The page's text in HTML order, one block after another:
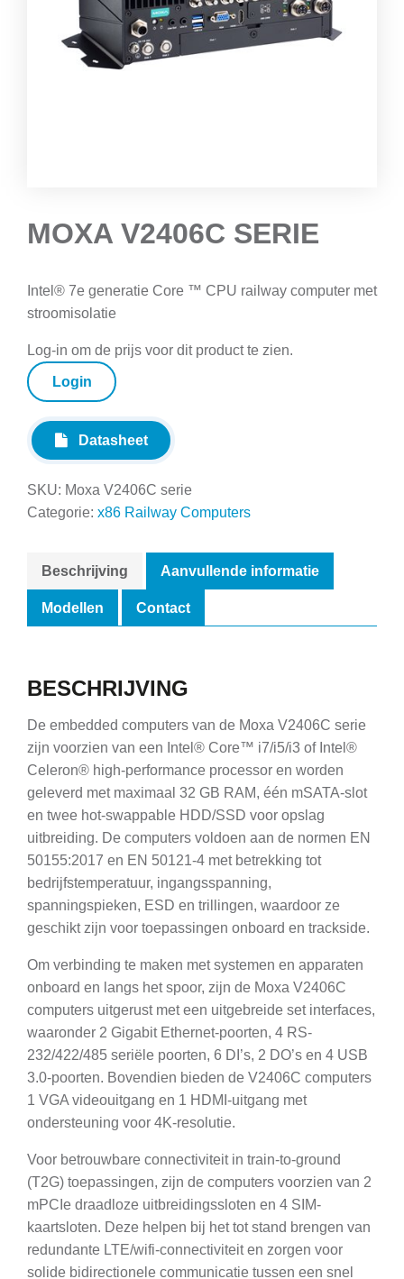
MOXA V2406C SERIE
Intel® 7e generatie Core ™ CPU railway computer met
stroomisolatie
Log-in om de prijs voor dit product te zien.
Login
Datasheet
SKU: Moxa V2406C serie
Categorie: x86 Railway Computers
Beschrijving Aanvullende informatie
Modellen Contact
BESCHRIJVING
De embedded computers van de Moxa V2406C serie
zijn voorzien van een Intel® Core™ i7/i5/i3 of Intel®
Celeron® high-performance processor en worden
geleverd met maximaal 32 GB RAM, één mSATA-slot
en twee hot-swappable HDD/SSD voor opslag
uitbreiding. De computers voldoen aan de normen EN
50155:2017 en EN 50121-4 met betrekking tot
bedrijfstemperatuur, ingangsspanning,
spanningspieken, ESD en trillingen, waardoor ze
geschikt zijn voor toepassingen onboard en trackside.
Om verbinding te maken met systemen en apparaten
onboard en langs het spoor, zijn de Moxa V2406C
computers uitgerust met een uitgebreide set interfaces,
waaronder 2 Gigabit Ethernet-poorten, 4 RS-
232/422/485 seriële poorten, 6 DI’s, 2 DO’s en 4 USB
3.0-poorten. Bovendien bieden de V2406C computers
1 VGA videouitgang en 1 HDMI-uitgang met
ondersteuning voor 4K-resolutie.
Voor betrouwbare connectiviteit in train-to-ground
(T2G) toepassingen, zijn de computers voorzien van 2
mPCIe draadloze uitbreidingssloten en 4 SIM-
kaartsloten. Deze helpen bij het tot stand brengen van
redundante LTE/wifi-connectiviteit en zorgen voor
solide bidirectionele communicatie tussen een snel